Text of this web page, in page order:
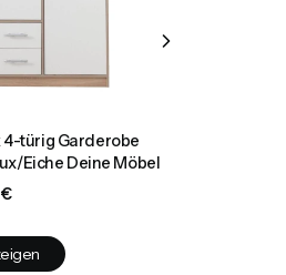
4-türig Garderobe
Eiche Deine Möbel